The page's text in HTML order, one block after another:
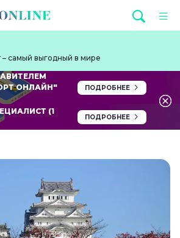
самый выгодный в мире
ОНЛАЙН"
ПОДРОБНЕЕ
(1
ПОДРОБНЕЕ